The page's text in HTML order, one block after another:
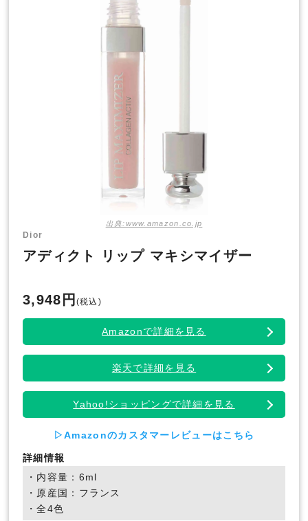
出典:www.amazon.co.jp
Dior
アディクト リップ マキシマイザー
3,948円 (税込)
Amazonで詳細を見る
楽天で詳細を見る
Yahoo!ショッピングで詳細を見る
▷Amazonのカスタマーレビューはこちら
詳細情報
・内容量：6ml
・原産国：フランス
・全4色